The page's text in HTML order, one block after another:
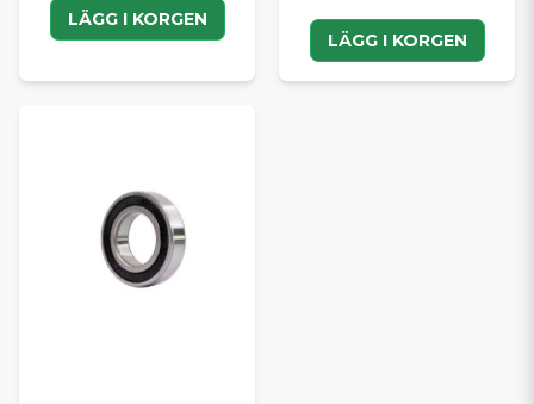
LÄGG I KORGEN
LÄGG I KORGEN